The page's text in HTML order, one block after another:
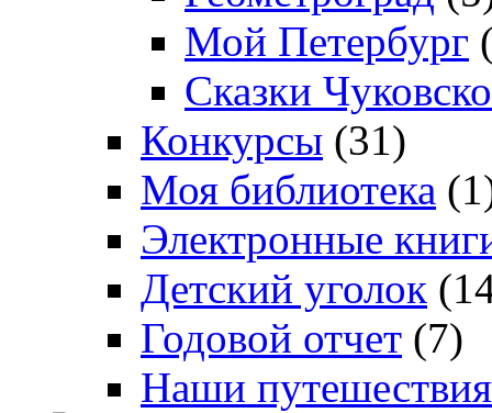
Мой Петербург
Сказки
Конкурсы (31)
Моя библиотека
Электронные
Детский уголок
Годовой отчет (7)
Наши путешествия